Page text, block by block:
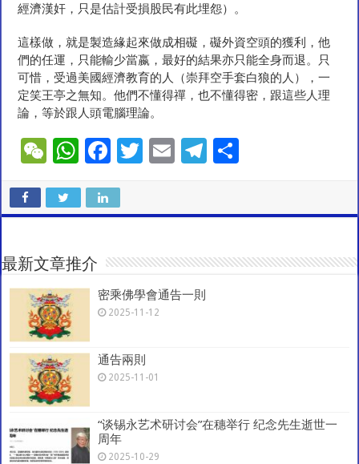
經濟漢奸，只是估計受損股民有此埋怨）。
這樣做，就是製造緣起來做成相礙，礙外資空頭的獲利，他
們的任運，只能輸少當嬴，最好的結果亦只能全身而退。只
可惜，受過美國經濟教育的人（崇拜空手套白狼的人），一
定笑王亭之無知。他們不懂得禪，也不懂得密，跟這些人理
論，等於跟人頭電腦理論。
W
C
h
at
W
at
sA
p
p
F
e
b
o
k
T
er
E
l
T
gr
a
e
最新文章推介
密乘佛學會通告一則
2025-11-12
通告兩則
2025-11-01
“谈锡永艺术研讨会”在穗举行 纪念先生逝世一
周年
2025-10-29